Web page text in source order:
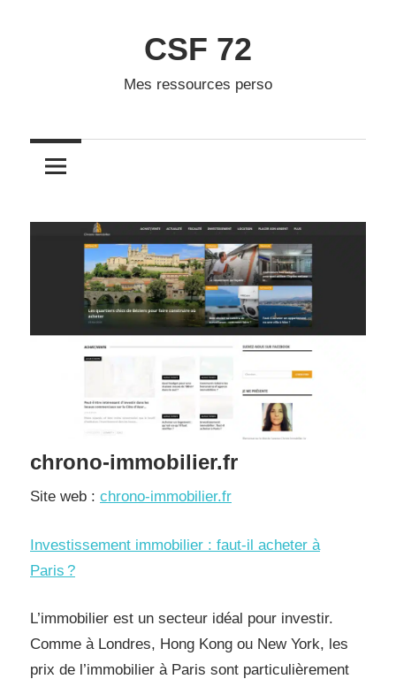
CSF 72
Mes ressources perso
chrono-immobilier.fr
Site web : chrono-immobilier.fr
Investissement immobilier : faut-il acheter à
Paris ?
L’immobilier est un secteur idéal pour investir.
Comme à Londres, Hong Kong ou New York, les
prix de l’immobilier à Paris sont particulièrement